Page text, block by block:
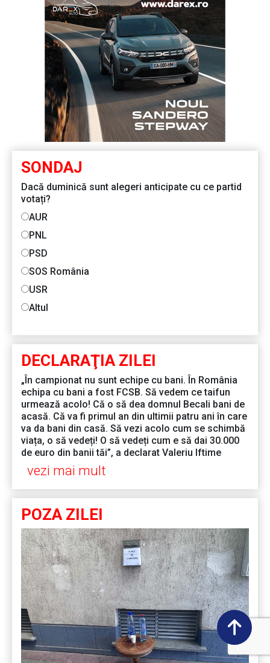
SONDAJ
Dacă duminică sunt alegeri anticipate cu ce partid
votați?
AUR
PNL
PSD
SOS România
USR
Altul
DECLARAŢIA ZILEI
„În campionat nu sunt echipe cu bani. În România
echipa cu bani a fost FCSB. Să vedem ce taifun
urmează acolo! Că o să dea domnul Becali bani de
acasă. Că va fi primul an din ultimii patru ani în care
va da bani din casă. Să vezi acolo cum se schimbă
viața, o să vedeți! O să vedeți cum e să dai 30.000
de euro din banii tăi”, a declarat Valeriu Iftime
vezi mai mult
POZA ZILEI